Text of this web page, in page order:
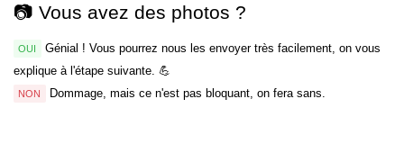
📷 Vous avez des photos ?
OUI
Génial ! Vous pourrez nous les envoyer très facilement, on vous
explique à l'étape suivante. 💪
NON Dommage, mais ce n'est pas bloquant, on fera sans.